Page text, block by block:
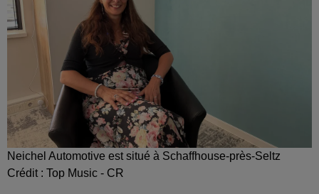
Neichel Automotive est situé à Schaffhouse-près-Seltz
Crédit : Top Music - CR